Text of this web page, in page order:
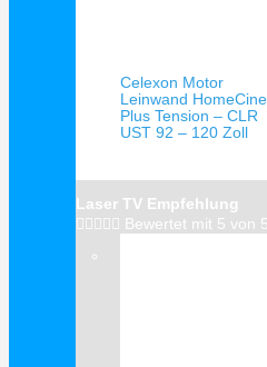
Celexon Motor
Leinwand
Plus Tension – CLR
UST 92 – 120 Zoll
Laser TV Empfehlung
     Bewertet mit 5 von 5